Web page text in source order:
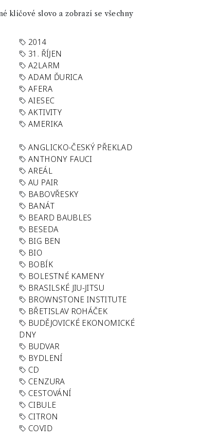
klíčové slovo a zobrazí se všechny
2014
31. ŘÍJEN
A2LARM
ADAM ĎURICA
AFERA
AIESEC
AKTIVITY
AMERIKA
ANGLICKO-ČESKÝ PŘEKLAD
ANTHONY FAUCI
AREÁL
AU PAIR
BABOVŘESKY
BANÁT
BEARD BAUBLES
BESEDA
BIG BEN
BIO
BOBÍK
BOLESTNÉ KAMENY
BRASILSKÉ JIU-JITSU
BROWNSTONE INSTITUTE
BŘETISLAV ROHÁČEK
BUDĚJOVICKÉ EKONOMICKÉ
DNY
BUDVAR
BYDLENÍ
CD
CENZURA
CESTOVÁNÍ
CIBULE
CITRON
COVID